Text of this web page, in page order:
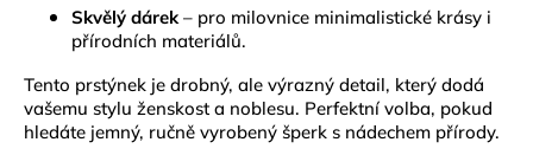
Skvělý dárek– pro milovnice minimalistické krásy i
přírodních materiálů.
Tento prstýnek je drobný, ale výrazný detail, který dodá
vašemu stylu ženskost a noblesu. Perfektní volba, pokud
hledáte jemný, ručně vyrobený šperk s nádechem přírody.
BYLINNÝ
PORCOVANÝ
LYMFODREN
30G
159
Kč